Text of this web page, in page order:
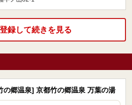
録して続きを見る
の郷温泉] 京都竹の郷温泉 万葉の湯